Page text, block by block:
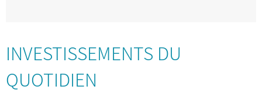
INVESTISSEMENTS DU
QUOTIDIEN